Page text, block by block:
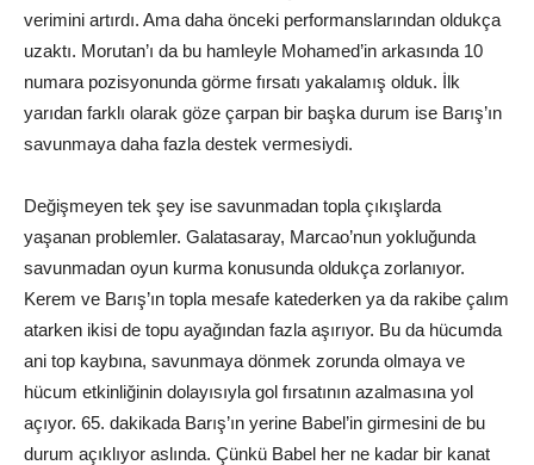
verimini artırdı. Ama daha önceki performanslarından oldukça
uzaktı. Morutan’ı da bu hamleyle Mohamed’in arkasında 10
numara pozisyonunda görme fırsatı yakalamış olduk. İlk
yarıdan farklı olarak göze çarpan bir başka durum ise Barış’ın
savunmaya daha fazla destek vermesiydi.
Değişmeyen tek şey ise savunmadan topla çıkışlarda
yaşanan problemler. Galatasaray, Marcao’nun yokluğunda
savunmadan oyun kurma konusunda oldukça zorlanıyor.
Kerem ve Barış’ın topla mesafe katederken ya da rakibe çalım
atarken ikisi de topu ayağından fazla aşırıyor. Bu da hücumda
ani top kaybına, savunmaya dönmek zorunda olmaya ve
hücum etkinliğinin dolayısıyla gol fırsatının azalmasına yol
açıyor. 65. dakikada Barış’ın yerine Babel’in girmesini de bu
durum açıklıyor aslında. Çünkü Babel her ne kadar bir kanat